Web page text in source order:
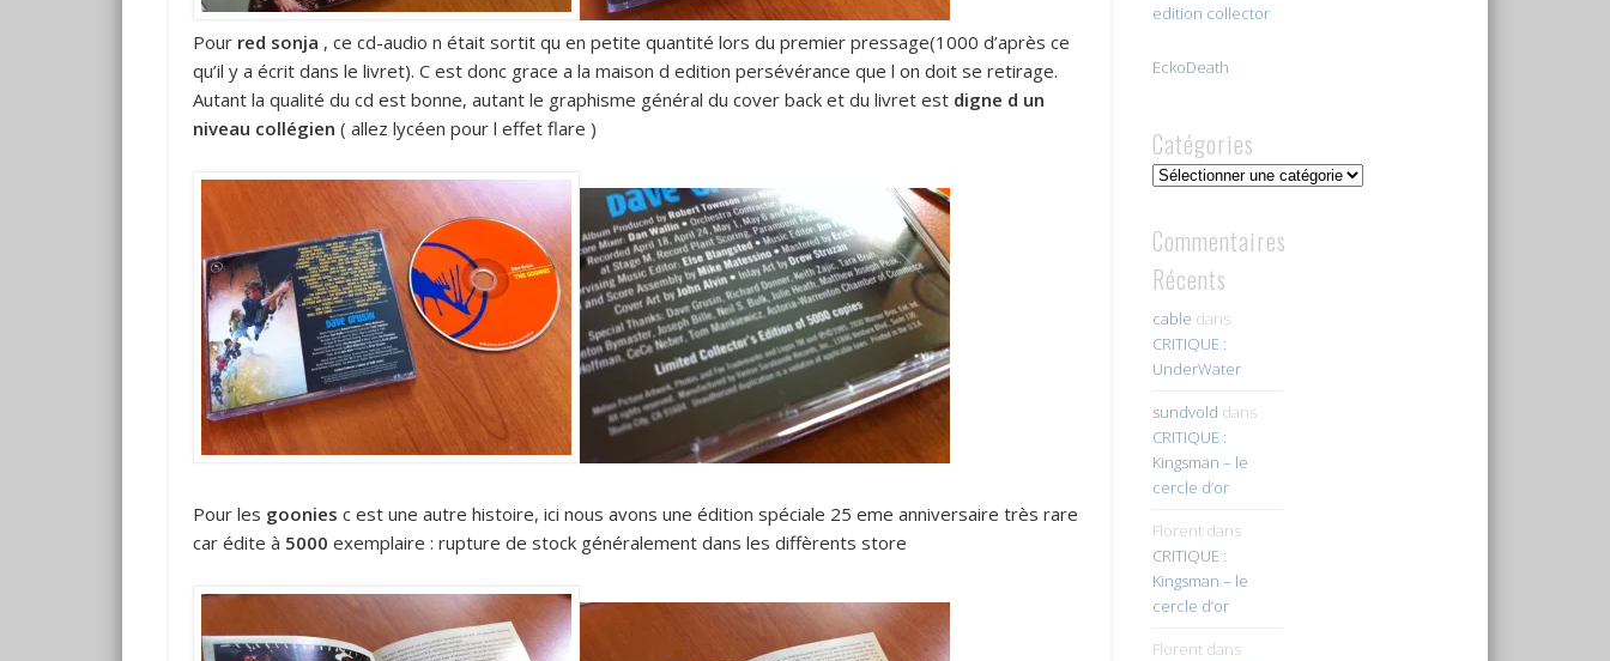
Pour red sonja , ce cd-audio n était sortit qu en petite quantité lors du premier pressage(1000 d’après ce
qu’il y a écrit dans le livret). C est donc grace a la maison d edition persévérance que l on doit se retirage.
Autant la qualité du cd est bonne, autant le graphisme général du cover back et du livret est digne d un
niveau collégien ( allez lycéen pour l effet flare )
Pour les goonies c est une autre histoire, ici nous avons une édition spéciale 25 eme anniversaire très rare
car édite à 5000 exemplaire : rupture de stock généralement dans les diffèrents store
edition collector
EckoDeath
Catégories
Catégories
Commentaires
Récents
cable dans
CRITIQUE :
UnderWater
sundvold dans
CRITIQUE :
Kingsman – le
cercle d’or
Florentdans
CRITIQUE :
Kingsman – le
cercle d’or
Florentdans